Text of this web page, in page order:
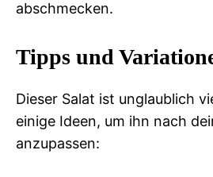
abschmecken.
Tipps und
Dieser Salat ist unglaublich
einige Ideen, um ihn nach
anzupassen: